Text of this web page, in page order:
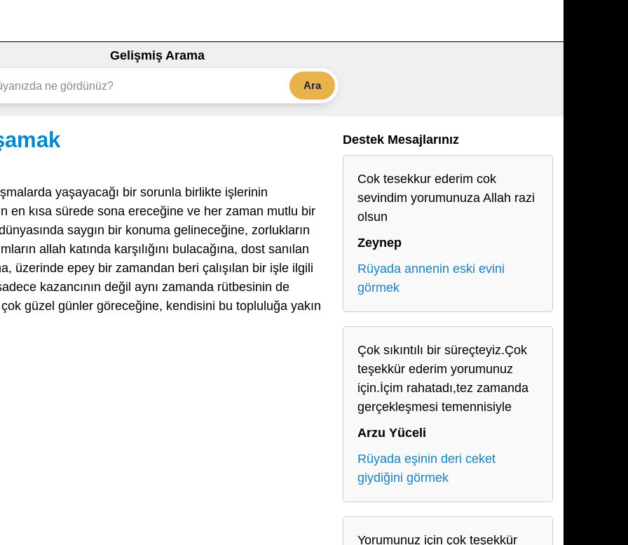
Gelişmiş Arama
Ara
yaşayacağı bir sorunla birlikte işlerinin
en kısa sürede sona ereceğine ve her zaman mutlu bir
saygın bir konuma gelineceğine, zorlukların
allah katında karşılığını bulacağına, dost sanılan
üzerinde epey bir zamandan beri çalışılan bir işle ilgili
kazancının değil aynı zamanda rütbesinin de
güzel günler göreceğine, kendisini bu topluluğa yakın
Destek Mesajlarınız
Cok tesekkur ederim cok
sevindim yorumunuza Allah razi
olsun
Zeynep
Rüyada annenin eski evini
görmek
Çok sıkıntılı bir süreçteyiz.Çok
teşekkür ederim yorumunuz
için.İçim rahatadı,tez zamanda
gerçekleşmesi temennisiyle
Arzu Yüceli
Rüyada eşinin deri ceket
giydiğini görmek
Yorumunuz için çok teşekkür